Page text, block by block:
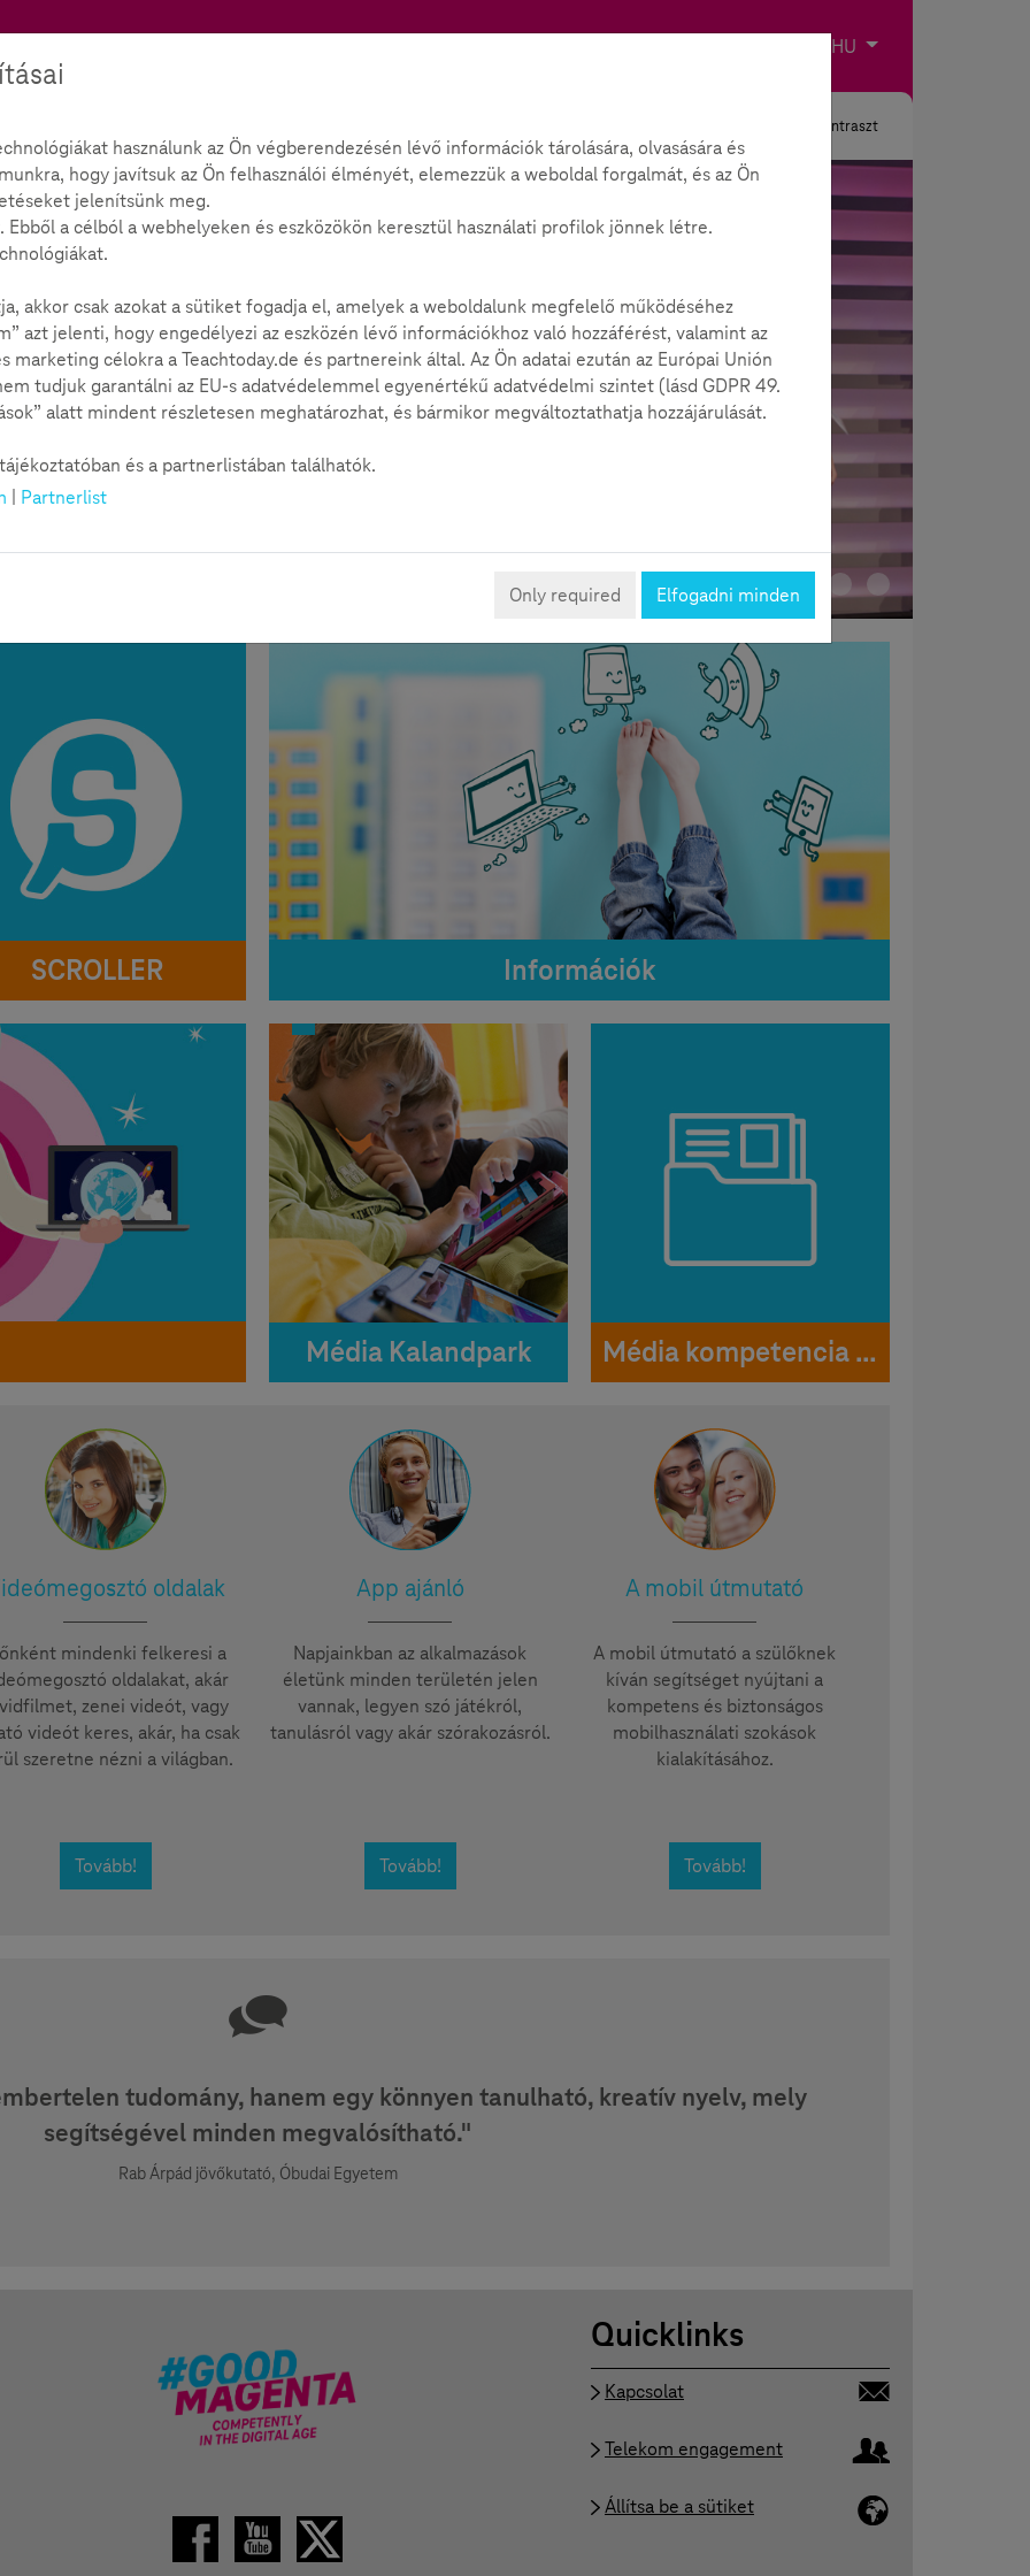
HU Válassz nyelvet
Kontraszt
Tudjon meg többet!
SCROLLER Információk
Média Kalandpark Média kompetencia teszt
oldalak
mindenki felkeresi a
oldalakat, akár
zenei videót, vagy
videót keres, akár, ha csak
szeretne nézni a világban.
Tovább!
App ajánló
Napjainkban az alkalmazások
életünk minden területén jelen
vannak, legyen szó játékról,
tanulásról vagy akár szórakozásról.
Tovább!
A mobil útmutató
A mobil útmutató a szülőknek
kíván segítséget nyújtani a
kompetens és biztonságos
mobilhasználati szokások
kialakításához.
Tovább!
tudomány, hanem egy könnyen tanulható, kreatív nyelv, mely
segítségével minden megvalósítható."
Rab Árpád jövőkutató, Óbudai Egyetem
Quicklinks
Kapcsolat
Telekom engagement
Állítsa be a sütiket
használunk az Ön végberendezésén lévő információk tárolására, olvasására és
hogy javítsuk az Ön felhasználói élményét, elemezzük a weboldal forgalmát, és az Ön
jelenítsünk meg.
Ebből a célból a webhelyeken és eszközökön keresztül használati profilok jönnek létre.
akkor csak azokat a sütiket fogadja el, amelyek a weboldalunk megfelelő működéséhez
azt jelenti, hogy engedélyezi az eszközén lévő információkhoz való hozzáférést, valamint az
marketing célokra a Teachtoday.de és partnereink által. Az Ön adatai ezután az Európai Unión
tudjuk garantálni az EU-s adatvédelemmel egyenértékű adatvédelmi szintet (lásd GDPR 49.
alatt mindent részletesen meghatározhat, és bármikor megváltoztathatja hozzájárulását.
és a partnerlistában találhatók.
Partnerlist
Only required Elfogadni minden